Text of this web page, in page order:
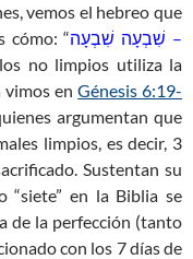
vemos el hebreo que
cómo: “שִׁבְעָה שִׁבְעָה –
no limpios utiliza la
vimos enGénesis 6:19-
argumentan que
limpios, es decir, 3
Sustentan su
“siete” en la Biblia se
de la perfección (tanto
con los 7 días de